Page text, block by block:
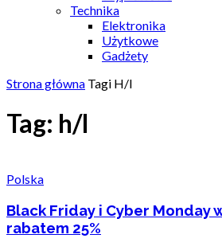
Technika
Elektronika
Użytkowe
Gadżety
Strona główna Tagi H/l
Tag: h/l
Polska
Black Friday i Cyber Monday
rabatem 25%